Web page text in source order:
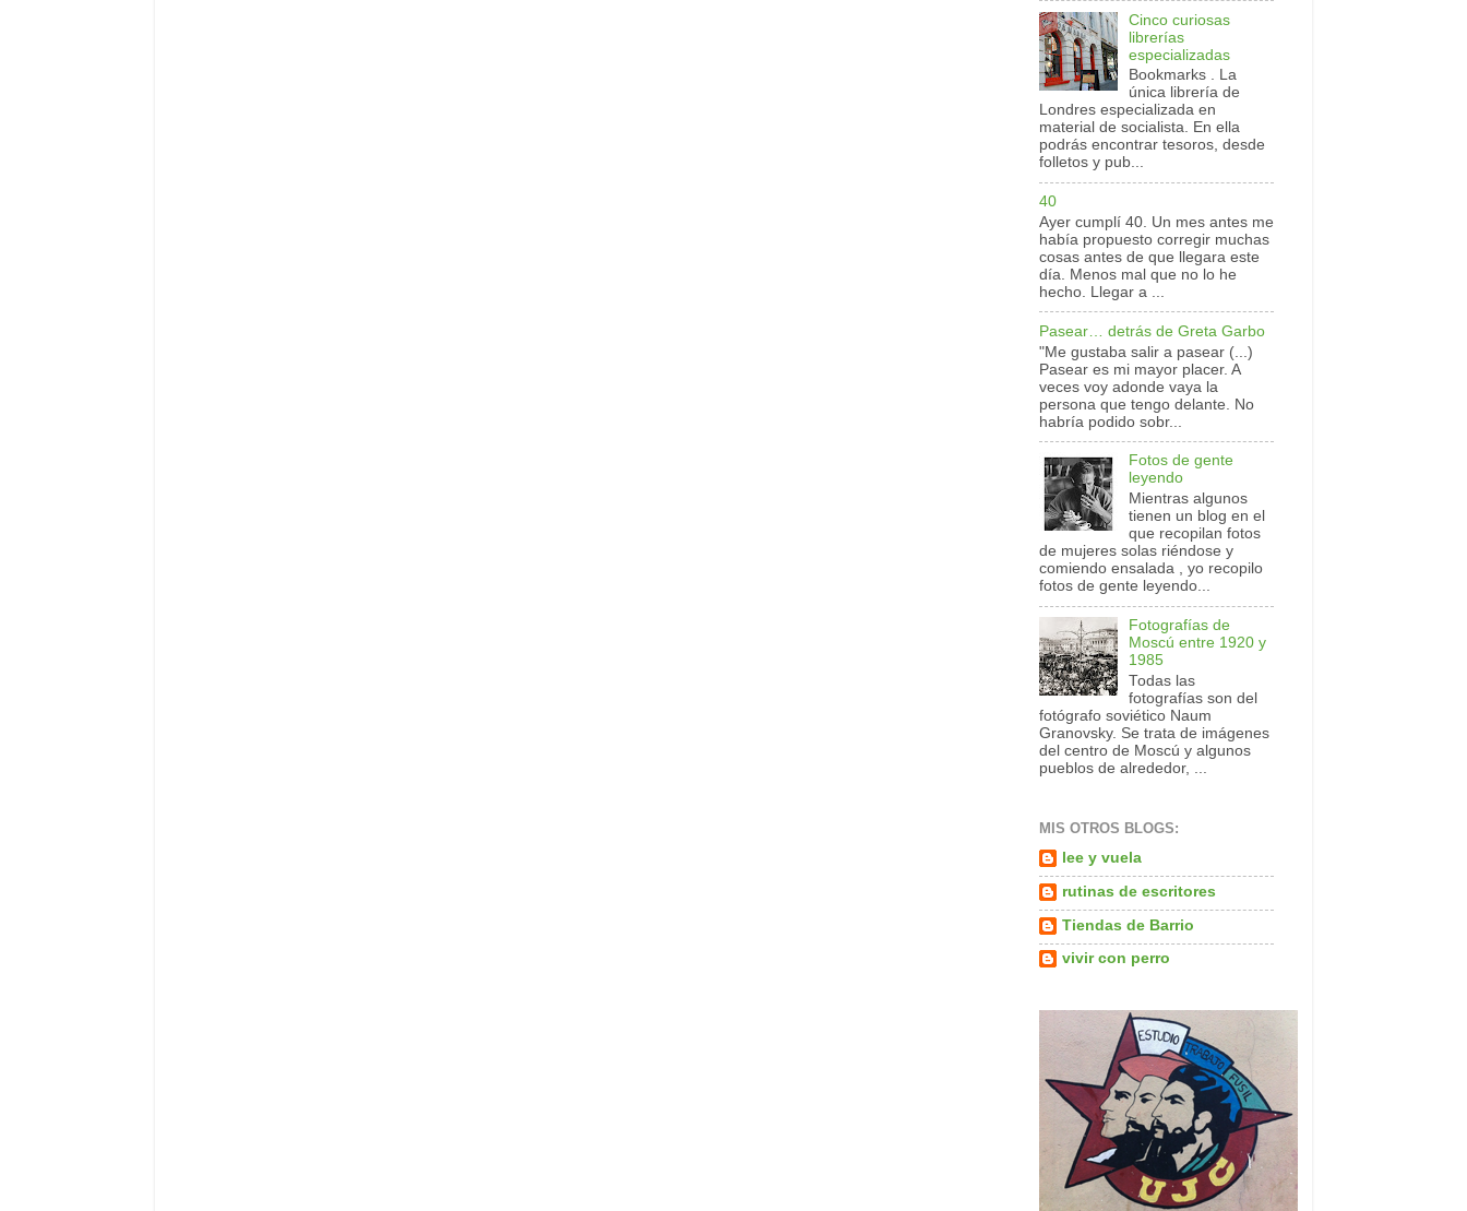
Cinco curiosas
librerías
especializadas
Bookmarks . La
única librería de
Londres especializada en
material de socialista. En ella
podrás encontrar tesoros, desde
folletos y pub...
40
Ayer cumplí 40. Un mes antes me
había propuesto corregir muchas
cosas antes de que llegara este
día. Menos mal que no lo he
hecho. Llegar a ...
Pasear… detrás de Greta Garbo
"Me gustaba salir a pasear (...)
Pasear es mi mayor placer. A
veces voy adonde vaya la
persona que tengo delante. No
habría podido sobr...
Fotos de gente
leyendo
Mientras algunos
tienen un blog en el
que recopilan fotos
de mujeres solas riéndose y
comiendo ensalada , yo recopilo
fotos de gente leyendo...
Fotografías de
Moscú entre 1920 y
1985
Todas las
fotografías son del
fotógrafo soviético Naum
Granovsky. Se trata de imágenes
del centro de Moscú y algunos
pueblos de alrededor, ...
MIS OTROS BLOGS:
lee y vuela
rutinas de escritores
Tiendas de Barrio
vivir con perro